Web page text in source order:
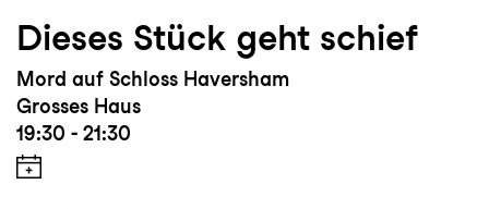
Dieses Stück geht schief
Mord auf Schloss Haversham
Grosses Haus
19:30 - 21:30